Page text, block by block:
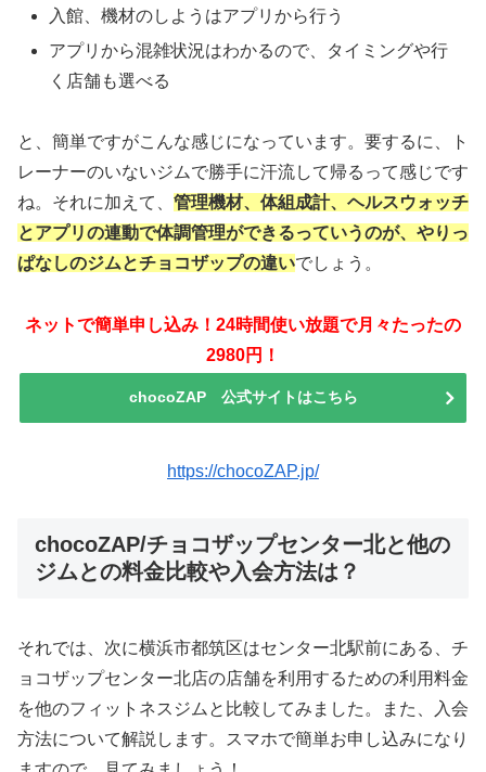
入館、機材のしようはアプリから行う
アプリから混雑状況はわかるので、タイミングや行
く店舗も選べる
と、簡単ですがこんな感じになっています。要するに、ト
レーナーのいないジムで勝手に汗流して帰るって感じです
ね。それに加えて、 管理機材、体組成計、ヘルスウォッチ
とアプリの連動で体調管理ができるっていうのが、やりっ
ぱなしのジムとチョコザップの違いでしょう。
ネットで簡単申し込み！24時間使い放題で月々たったの
2980円！
chocoZAP 公式サイトはこちら
https://chocoZAP.jp/
chocoZAP/チョコザップセンター北と他の
ジムとの料金比較や入会方法は？
それでは、次に横浜市都筑区はセンター北駅前にある、チ
ョコザップセンター北店の店舗を利用するための利用料金
を他のフィットネスジムと比較してみました。また、入会
方法について解説します。スマホで簡単お申し込みになり